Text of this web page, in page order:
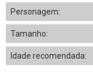
Personagem:
Tamanho:
Idade recomendada: